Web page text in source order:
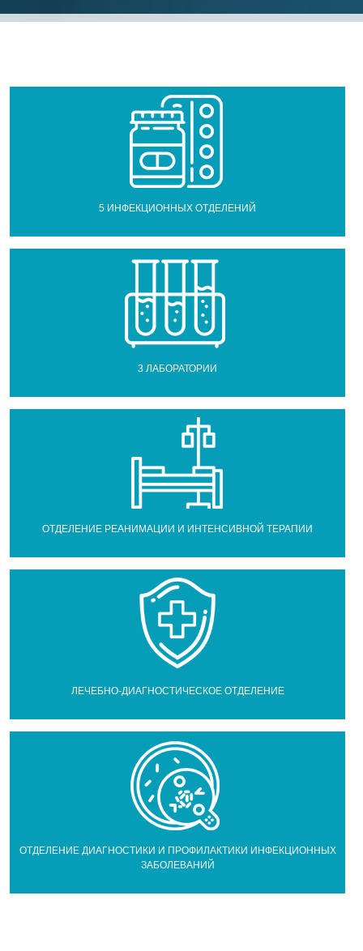
5 ИНФЕКЦИОННЫХ ОТДЕЛЕНИЙ
3 ЛАБОРАТОРИИ
ОТДЕЛЕНИЕ РЕАНИМАЦИИ И ИНТЕНСИВНОЙ ТЕРАПИИ
ЛЕЧЕБНО-ДИАГНОСТИЧЕСКОЕ ОТДЕЛЕНИЕ
ОТДЕЛЕНИЕ ДИАГНОСТИКИ И ПРОФИЛАКТИКИ ИНФЕКЦИОННЫХ
ЗАБОЛЕВАНИЙ